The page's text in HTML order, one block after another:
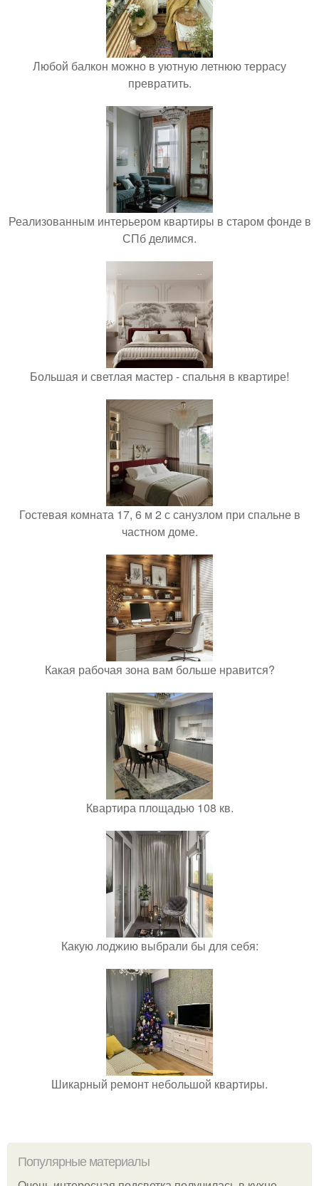
Любой балкон можно в уютную летнюю террасу
превратить.
Реализованным интерьером квартиры в старом фонде в
СПб делимся.
Большая и светлая мастер - спальня в квартире!
Гостевая комната 17, 6 м 2 с санузлом при спальне в
частном доме.
Какая рабочая зона вам больше нравится?
Квартира площадью 108 кв.
Какую лоджию выбрали бы для себя:
Шикарный ремонт небольшой квартиры.
Популярные материалы